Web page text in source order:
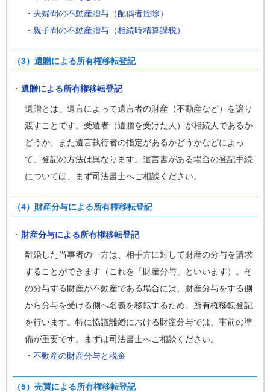
・ 夫婦間の不動産贈与（配偶者控除）
・ 親子間の不動産贈与（相続時精算課税）
（3）遺贈による所有権移転登記
・ 遺贈による所有権移転登記
遺贈とは、遺言によって遺言者の財産（不動産など）を譲り
渡すことです。受遺者（遺贈を受けた人）が相続人であるか
どうか、また遺言執行者の指定があるかどうかなどによっ
て、登記の方法は異なります。遺言書がある場合の登記手続
については、まず司法書士へご相談ください。
（4）財産分与による所有権移転登記
・ 財産分与による所有権移転登記
離婚した当事者の一方は、相手方に対して財産の分与を請求
することができます（これを「財産分与」といいます）。そ
の分与する財産が不動産である場合には、財産分与をする側
から分与を受ける側へ名義を移転するため、所有権移転登記
を行います。特に協議離婚における財産分与では、事前の準
備が重要です。まずは司法書士へご相談ください。
・ 不動産の財産分与と税金
（5）売買による所有権移転登記